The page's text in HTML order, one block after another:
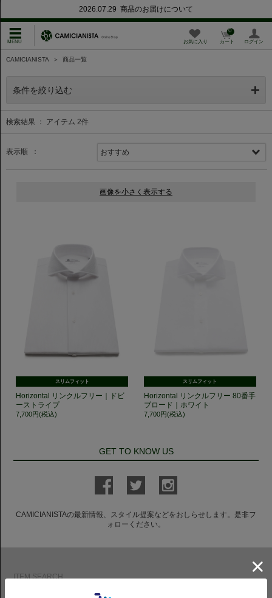
2026.07.29 商品のお届けについて
お気に入り カート
0
ログイン
CAMICIANISTA ＞ 商品一覧
条件を絞り込む
検索結果 ： アイテム 2件
表示順 ：
スリムフィット
Horizontal リンクルフリー｜ドビ
ーストライプ
7,700円(税込)
スリムフィット
Horizontal リンクルフリー 80番手
ブロード｜ホワイト
7,700円(税込)
GET TO KNOW US
CAMICIANISTAの最新情報、スタイル提案などをおしらせします。是非フ
ォローください。
ITEM SEARCH